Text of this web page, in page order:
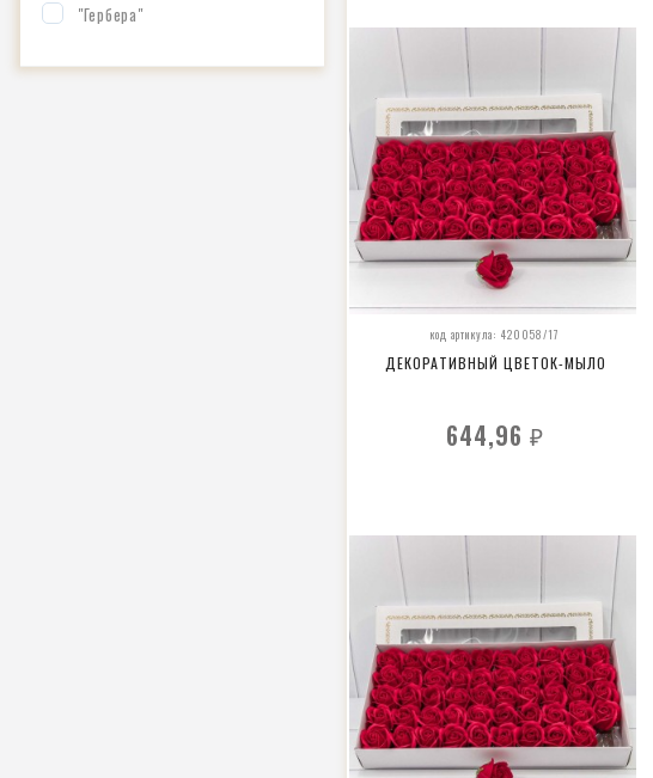
"Гербера"
код артикула: 420058/17
ДЕКОРАТИВНЫЙ ЦВЕТОК-МЫЛО
644,96₽